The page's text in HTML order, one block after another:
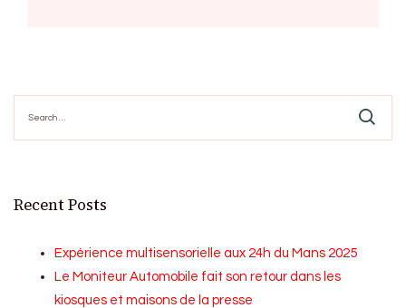
for:
Recent Posts
Expérience multisensorielle aux 24h du Mans 2025
Le Moniteur Automobile fait son retour dans les
kiosques et maisons de la presse